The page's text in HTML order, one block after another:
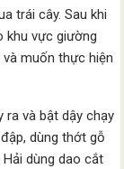
trái cây. Sau khi
khu vực giường
muốn thực hiện
ra và bật dậy chạy
dùng thớt gỗ
dùng dao cắt